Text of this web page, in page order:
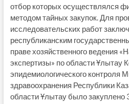
отбор которых осуществлялся
методом тайных закупок. Для
исследовательских работ
республиканским
праве хозяйственного ведения
экспертизы» по области Ұлытау
эпидемиологического контроля
здравоохранения Республики
области Ұлытау было закуплено